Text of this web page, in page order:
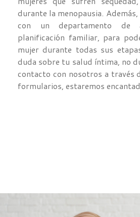
durante la menopausia.
con un departamento de
planificación familiar, para
mujer durante todas sus
duda sobre tu salud íntima, no
contacto con nosotros a través
formularios, estaremos